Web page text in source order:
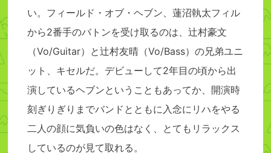
い。フィールド・オブ・ヘブン、蓮沼執太フィル
から2番手のバトンを受け取るのは、辻村豪文
（Vo/Guitar）と辻村友晴（Vo/Bass）の兄弟ユニ
ット、キセルだ。デビューして2年目の頃から出
演しているヘブンということもあってか、開演時
刻ぎりぎりまでバンドとともに入念にリハをやる
二人の顔に気負いの色はなく、とてもリラックス
しているのが見て取れる。